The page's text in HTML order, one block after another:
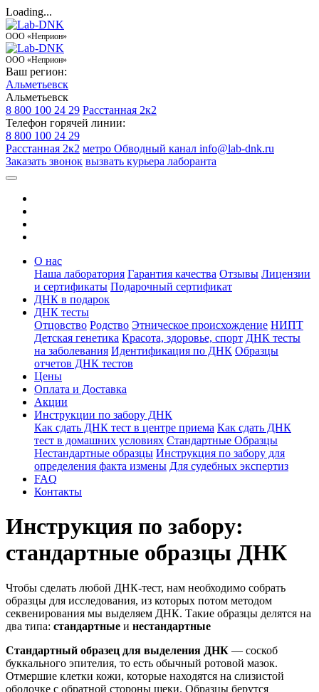
Loading...
ООО «Неприон»
ООО «Неприон»
Ваш регион:
Альметьевск
Альметьевск
8 800 100 24 29 Расстанная 2к2
Телефон горячей линии:
8 800 100 24 29
Расстанная 2к2 метро Обводный канал info@lab-dnk.ru
Заказать звонок вызвать курьера лаборанта
О нас
Наша лаборатория Гарантия качества Отзывы Лицензии
и сертификаты Подарочный сертификат
ДНК в подарок
ДНК тесты
Отцовство Родство Этническое происхождение НИПТ
Детская генетика Красота, здоровье, спорт ДНК тесты
на заболевания Идентификация по ДНК Образцы
отчетов ДНК тестов
Цены
Оплата и Доставка
Акции
Инструкции по забору ДНК
Как сдать ДНК тест в центре приема Как сдать ДНК
тест в домашних условиях Стандартные Образцы
Нестандартные образцы Инструкция по забору для
определения факта измены Для судебных экспертиз
FAQ
Контакты
Инструкция по забору:
стандартные образцы ДНК
Чтобы сделать любой ДНК-тест, нам необходимо собрать
образцы для исследования, из которых потом методом
секвенирования мы выделяем ДНК. Такие образцы делятся на
два типа: стандартные и нестандартные
Стандартный образец для выделения ДНК — соскоб
буккального эпителия, то есть обычный ротовой мазок.
Отмершие клетки кожи, которые находятся на слизистой
оболочке с обратной стороны щеки. Образцы берутся